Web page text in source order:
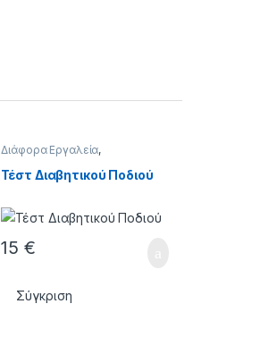
Διάφορα Εργαλεία,
ΕΞΟΠΛΙΣΜΟΣ
Τέστ Διαβητικού Ποδιού
15€
Σύγκριση